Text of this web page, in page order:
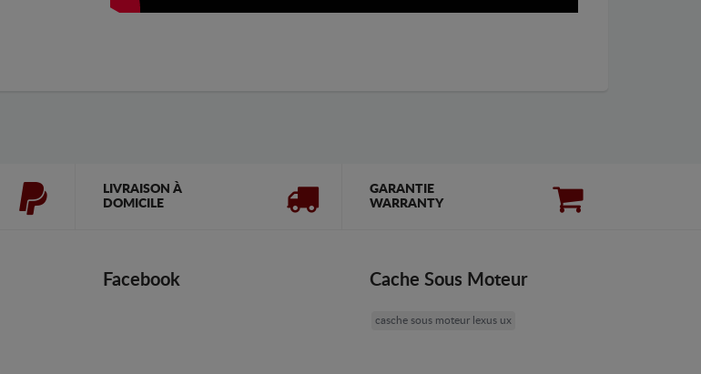
LIVRAISON À
DOMICILE
GARANTIE
WARRANTY
Facebook Cache Sous Moteur
casche sous moteur lexus ux